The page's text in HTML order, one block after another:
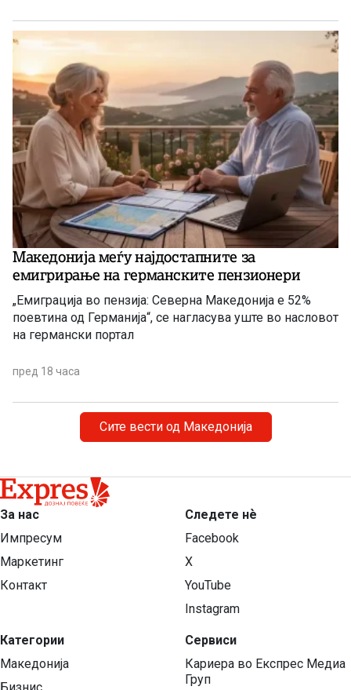
Македонија меѓу најдостапните за
емигрирање на германските пензионери
„Емиграција во пензија: Северна Македонија е 52%
поевтина од Германија“, се нагласува уште во насловот
на германски портал
пред 18 часа
Сите вести од Македонија
За нас
Импресум
Маркетинг
Контакт
Категории
Македонија
Следете нѐ
Facebook
X
YouTube
Instagram
Сервиси
Кариера во Експрес Медиа
Груп